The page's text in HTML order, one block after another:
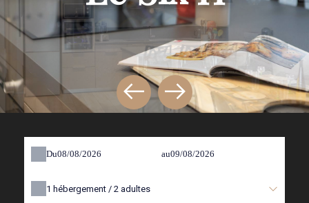
Du au
1 hébergement / 2 adultes